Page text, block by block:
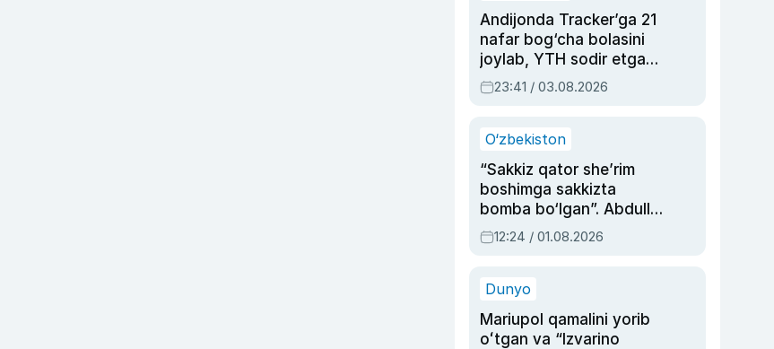
Andijonda Tracker’ga 21
nafar bog‘cha bolasini
joylab, YTH sodir etgan
ayolga sud hukmi o‘qildi
23:41 / 03.08.2026
O‘zbekiston
“Sakkiz qator she’rim
boshimga sakkizta
bomba bo‘lgan”. Abdulla
Oripovni siyosiy
ayblovlardan asrab
12:24 / 01.08.2026
Dunyo
Mariupol qamalini yorib
oʻtgan va “Izvarino